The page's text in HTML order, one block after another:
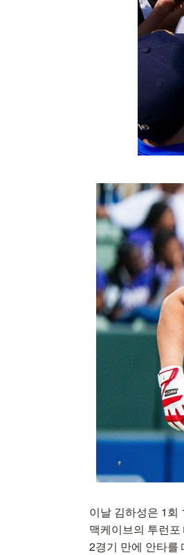
이날 김하성은 1회
맥케이브의 투런
2경기 만에 안타를